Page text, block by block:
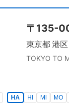
〒 135-
東京都 港区
TOKYO TO
HA HI MI MO